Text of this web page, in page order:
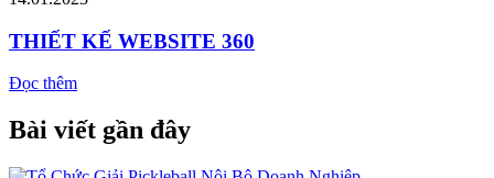
THIẾT KẾ WEBSITE 360
Đọc thêm
Bài viết gần đây